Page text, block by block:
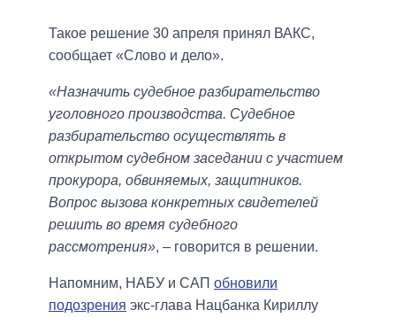
Такое решение 30 апреля принял ВАКС,
сообщает «Слово и дело».
«Назначить судебное разбирательство
уголовного производства. Судебное
разбирательство осуществлять в
открытом судебном заседании с участием
прокурора, обвиняемых, защитников.
Вопрос вызова конкретных свидетелей
решить во время судебного
рассмотрения», – говорится в решении.
Напомним, НАБУ и САП обновили
подозрения экс-глава Нацбанка Кириллу